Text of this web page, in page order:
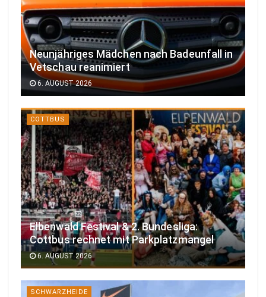
Neunjähriges Mädchen nach Badeunfall in
Vetschau reanimiert
6. AUGUST 2026
COTTBUS
Elbenwald Festival & 2. Bundesliga:
Cottbus rechnet mit Parkplatzmangel
6. AUGUST 2026
SCHWARZHEIDE